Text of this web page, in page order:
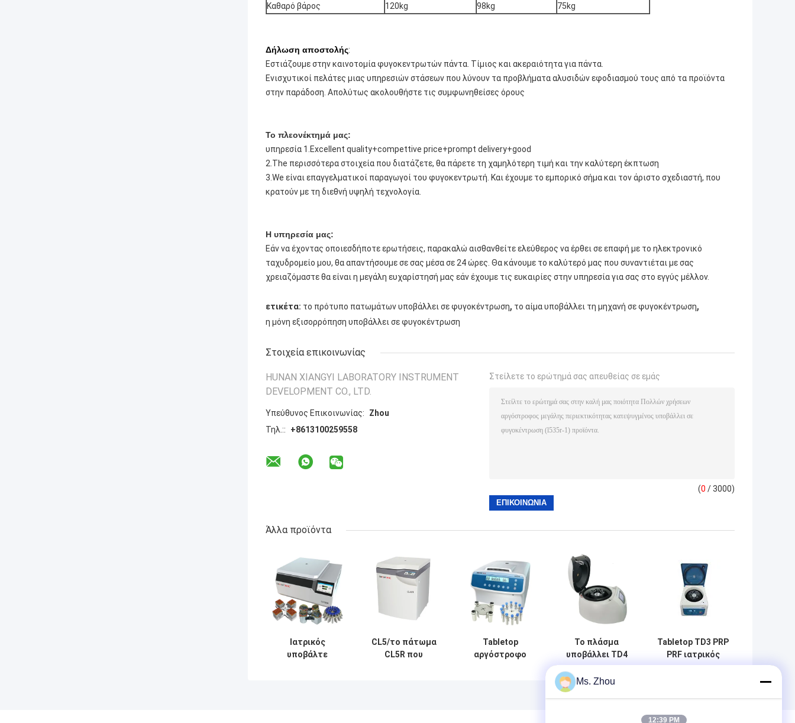
Καθαρό βάρος 120kg 98kg 75kg
Δήλωση αποστολής:
Εστιάζουμε στην καινοτομία φυγοκεντρωτών πάντα. Τίμιος και ακεραιότητα για πάντα.
Ενισχυτικοί πελάτες μιας υπηρεσιών στάσεων που λύνουν τα προβλήματα αλυσιδών εφοδιασμού τους από τα προϊόντα
στην παράδοση. Απολύτως ακολουθήστε τις συμφωνηθείσες όρους
Το πλεονέκτημά μας:
υπηρεσία 1.Excellent quality+compettive price+prompt delivery+good
2.The περισσότερα στοιχεία που διατάζετε, θα πάρετε τη χαμηλότερη τιμή και την καλύτερη έκπτωση
3.We είναι επαγγελματικοί παραγωγοί του φυγοκεντρωτή. Και έχουμε το εμπορικό σήμα και τον άριστο σχεδιαστή, που
κρατούν με τη διεθνή υψηλή τεχνολογία.
Η υπηρεσία μας:
Εάν να έχοντας οποιεσδήποτε ερωτήσεις, παρακαλώ αισθανθείτε ελεύθερος να έρθει σε επαφή με το ηλεκτρονικό
ταχυδρομείο μου, θα απαντήσουμε σε σας μέσα σε 24 ώρες. Θα κάνουμε το καλύτερό μας που συναντιέται με σας
χρειαζόμαστε θα είναι η μεγάλη ευχαρίστησή μας εάν έχουμε τις ευκαιρίες στην υπηρεσία για σας στο εγγύς μέλλον.
ετικέτα: το πρότυπο πατωμάτων υποβάλλει σε φυγοκέντρωση, το αίμα υποβάλλει τη μηχανή σε φυγοκέντρωση,
η μόνη εξισορρόπηση υποβάλλει σε φυγοκέντρωση
Στοιχεία επικοινωνίας
HUNAN XIANGYI LABORATORY INSTRUMENT
DEVELOPMENT CO., LTD.
Υπεύθυνος Επικοινωνίας:
Zhou
Τηλ.::
+8613100259558
Στείλετε το ερώτημά σας απευθείας σε εμάς
(0 / 3000)
Άλλα προϊόντα
Ιατρικός
υποβάλτε
CL5/το πάτωμα
CL5R που
Tabletop
αργόστροφο
Το πλάσμα
υποβάλλει TD4
αργόστροφο σε
φυγοκέντρωση
Tabletop TD3 PRP
PRF ιατρικός
αργόστροφος
Ms. Zhou
12:39 PM